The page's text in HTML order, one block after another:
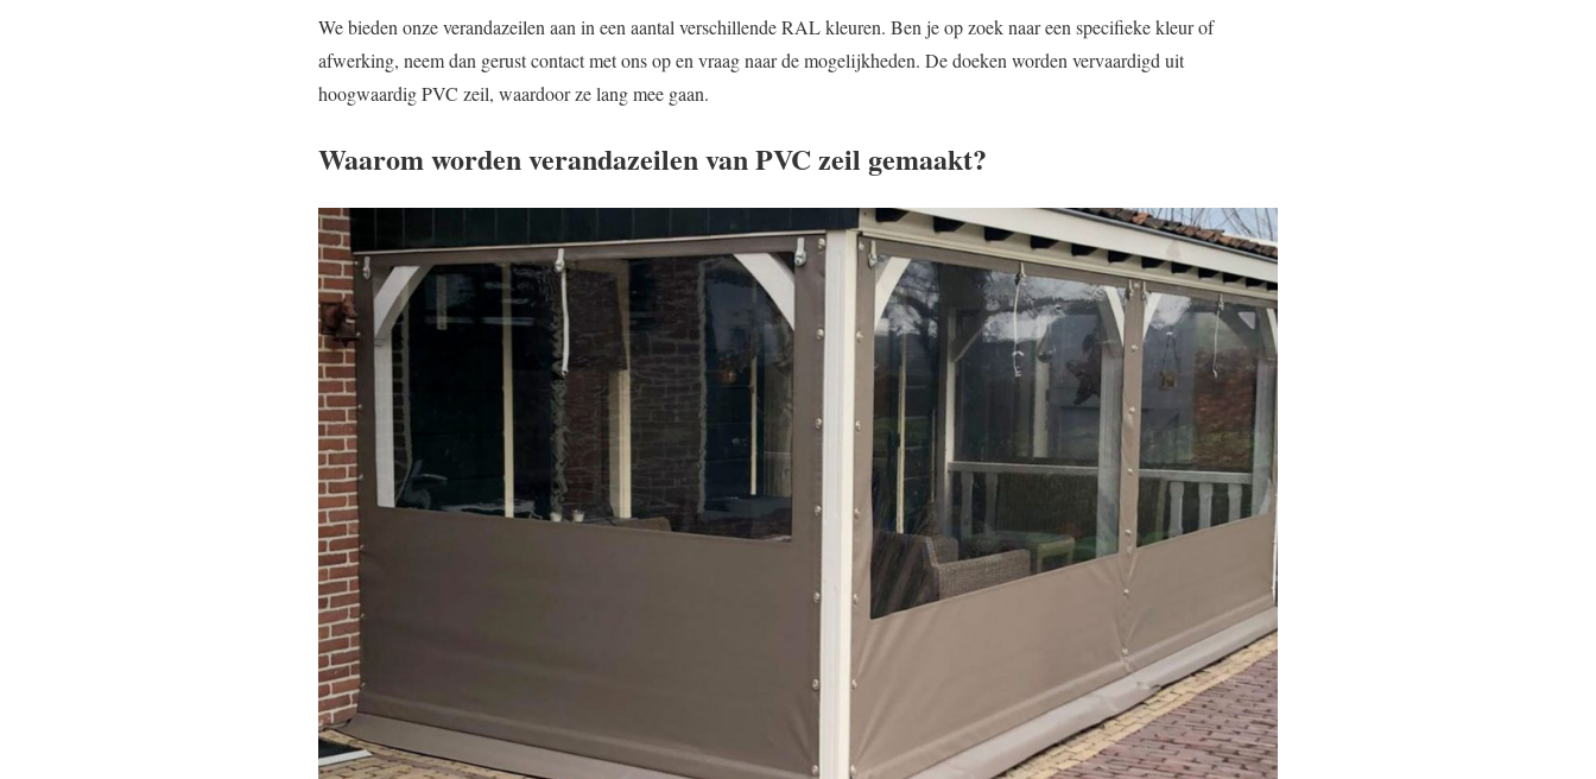
We bieden onze verandazeilen aan in een aantal verschillende RAL kleuren. Ben je op zoek naar een specifieke kleur of
afwerking, neem dan gerust contact met ons op en vraag naar de mogelijkheden. De doeken worden vervaardigd uit
hoogwaardig PVC zeil, waardoor ze lang mee gaan.
Waarom worden verandazeilen van PVC zeil gemaakt?